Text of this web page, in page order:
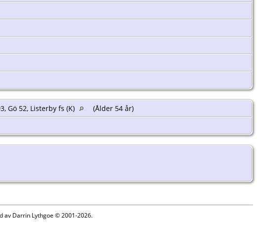
Gö 52, Listerby fs (K)
(Ålder 54 år)
av Darrin Lythgoe © 2001-2026.